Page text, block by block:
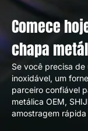
Comece
chapa
Se você precisa
inoxidável, um
parceiro confiável
metálica OEM,
amostragem